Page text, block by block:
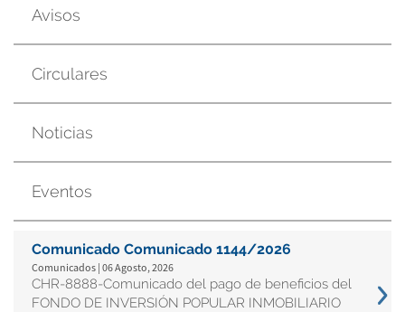
Avisos
Circulares
Noticias
Eventos
Comunicado Comunicado 1144/2026
Comunicados | 06 Agosto, 2026
CHR-8888-Comunicado del pago de beneficios del
FONDO DE INVERSIÓN POPULAR INMOBILIARIO